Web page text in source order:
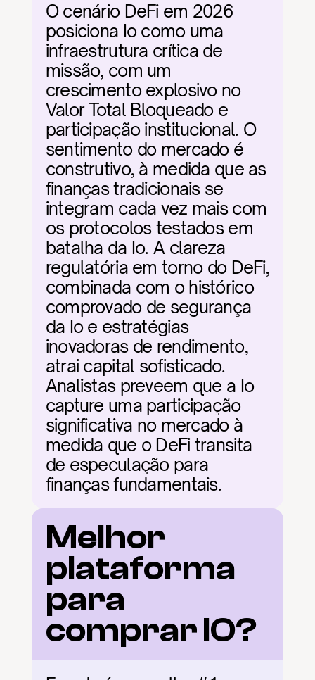
O cenário DeFi em 2026
posiciona Io como uma
infraestrutura crítica de
missão, com um
crescimento explosivo no
Valor Total Bloqueado e
participação institucional. O
sentimento do mercado é
construtivo, à medida que as
finanças tradicionais se
integram cada vez mais com
os protocolos testados em
batalha da Io. A clareza
regulatória em torno do DeFi,
combinada com o histórico
comprovado de segurança
da Io e estratégias
inovadoras de rendimento,
atrai capital sofisticado.
Analistas preveem que a Io
capture uma participação
significativa no mercado à
medida que o DeFi transita
de especulação para
finanças fundamentais.
Melhor
plataforma
para
comprar IO?